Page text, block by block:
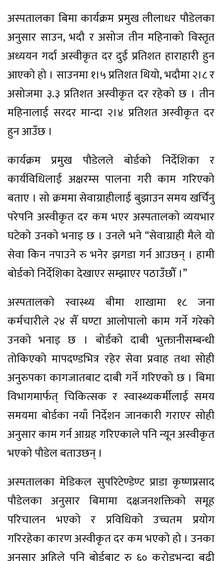
अस्पतालका बिमा कार्यक्रम प्रमुख लीलाधर पौडेलका
अनुसार साउन, भदौ र असोज तीन महिनाको विस्तृत
अध्ययन गर्दा अस्वीकृत दर दुई प्रतिशत हाराहारी हुन
आएको हो । साउनमा १।५ प्रतिशत थियो, भदौमा २।८ र
असोजमा ३.३ प्रतिशत अस्वीकृत दर रहेको छ । तीन
महिनालाई सरदर मान्दा २।४ प्रतिशत अस्वीकृत दर
हुन आउँछ ।
कार्यक्रम प्रमुख पौडेलले बोर्डको निर्देशिका र
कार्यविधिलाई अक्षरम्स पालना गरी काम गरिएको
बताए । सो क्रममा सेवाग्राहीलाई बुझाउन समय खर्चिनु
परेपनि अस्वीकृत दर कम भएर अस्पतालको व्ययभार
घटेको उनको भनाइ छ । उनले भने “सेवाग्राही मैले यो
सेवा किन नपाउने रु भनेर झगडा गर्न आउछन् । हामी
बोर्डको निर्देशिका देखाएर सम्झाएर पठाउँछौँ ।”
अस्पतालको स्वास्थ्य बीमा शाखामा १८ जना
कर्मचारीले २४ सैँ घण्टा आलोपालो काम गर्ने गरेको
उनको भनाइ छ । बोर्डको दाबी भुक्तानीसम्बन्धी
तोकिएको मापदण्डभित्र रहेर सेवा प्रवाह तथा सोही
अनुरुपका कागजातबाट दाबी गर्ने गरिएको छ । बिमा
विभागमार्फत् चिकित्सक र स्वास्थ्यकर्मीलाई समय
समयमा बोर्डका नयाँ निर्देशन जानकारी गराएर सोही
अनुसार काम गर्न आग्रह गरिएकाले पनि न्यून अस्वीकृत
भएको पौडेल बताउछन् ।
अस्पतालका मेडिकल सुपरिटेण्डेण्ट प्राडा कृष्णप्रसाद
पौडेलका अनुसार बिमामा दक्षजनशक्तिको समूह
परिचालन भएको र प्रविधिको उच्चतम प्रयोग
गरिरहेका कारण अस्वीकृत दर कम भएको हो । उनका